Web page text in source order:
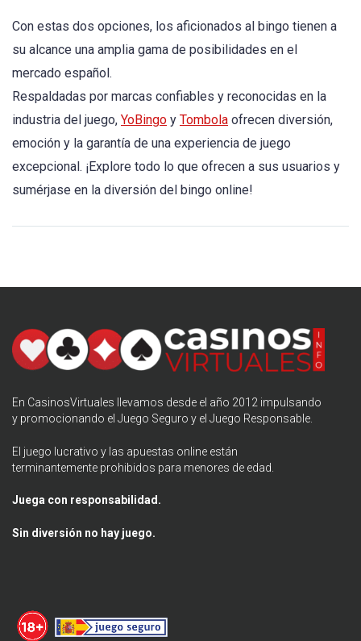
Con estas dos opciones, los aficionados al bingo tienen a
su alcance una amplia gama de posibilidades en el
mercado español.
Respaldadas por marcas confiables y reconocidas en la
industria del juego, YoBingo y Tombola ofrecen diversión,
emoción y la garantía de una experiencia de juego
excepcional. ¡Explore todo lo que ofrecen a sus usuarios y
sumérjase en la diversión del bingo online!
En CasinosVirtuales llevamos desde el año 2012 impulsando
y promocionando el Juego Seguro y el Juego Responsable.
El juego lucrativo y las apuestas online están
terminantemente prohibidos para menores de edad.
Juega con responsabilidad.
Sin diversión no hay juego.